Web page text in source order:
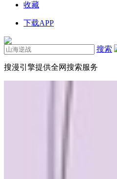
收藏
下载APP
搜索
搜漫引擎提供全网搜索服务